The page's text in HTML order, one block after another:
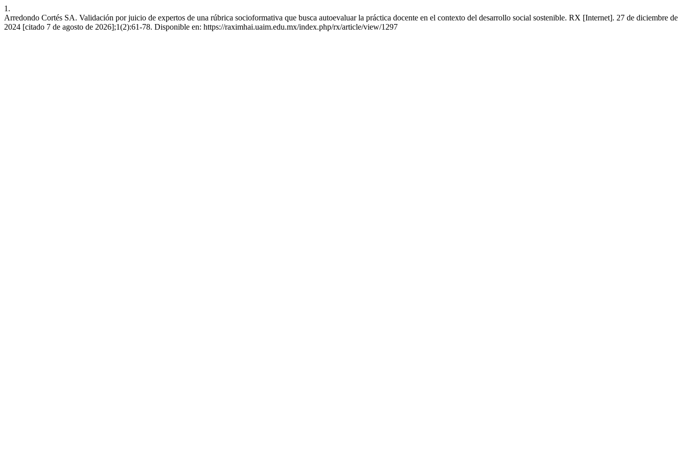
1.
Arredondo Cortés SA. Validación por juicio de expertos de una rúbrica socioformativa que busca autoevaluar la práctica docente en el contexto del desarrollo social sostenible. RX [Internet]. 27 de diciembre de
2024 [citado 7 de agosto de 2026];1(2):61-78. Disponible en: https://raximhai.uaim.edu.mx/index.php/rx/article/view/1297